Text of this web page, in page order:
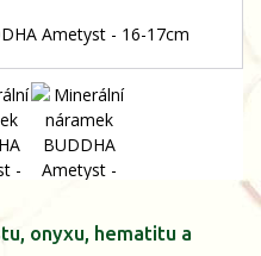
onyxu, hematitu a